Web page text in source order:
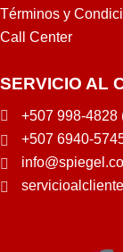
Términos y
Call Center
SERVICIO AL
+507 998-4828
+507 6940-